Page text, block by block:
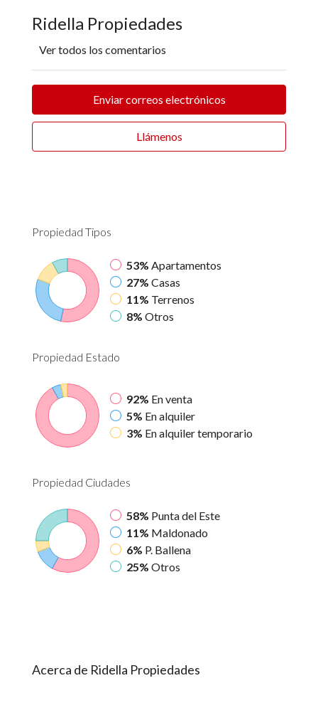
Ridella Propiedades
Ver todos los comentarios
Enviar correos electrónicos
Llámenos
Propiedad Tipos
53% Apartamentos
27% Casas
11% Terrenos
8% Otros
Propiedad Estado
92% En venta
5% En alquiler
3% En alquiler temporario
Propiedad Ciudades
58% Punta del Este
11% Maldonado
6% P. Ballena
25% Otros
Acerca de Ridella Propiedades